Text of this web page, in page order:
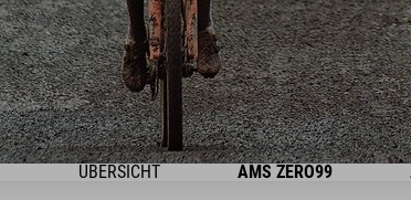
ÜBERSICHT AMS ZERO99